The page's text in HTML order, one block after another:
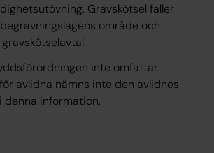
Gravskötsel faller
område och
inte omfattar
avlidna nämns inte den avlidnes
information.